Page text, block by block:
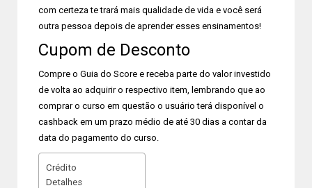
com certeza te trará mais qualidade de vida e você será
outra pessoa depois de aprender esses ensinamentos!
Cupom de Desconto
Compre o Guia do Score e receba parte do valor investido
de volta ao adquirir o respectivo item, lembrando que ao
comprar o curso em questão o usuário terá disponível o
cashback em um prazo médio de até 30 dias a contar da
data do pagamento do curso.
Crédito
Detalhes